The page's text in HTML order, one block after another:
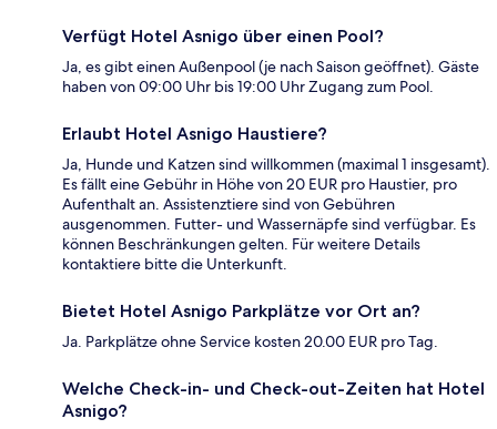
Verfügt Hotel Asnigo über einen Pool?
Ja, es gibt einen Außenpool (je nach Saison geöffnet). Gäste
haben von 09:00 Uhr bis 19:00 Uhr Zugang zum Pool.
Erlaubt Hotel Asnigo Haustiere?
Ja, Hunde und Katzen sind willkommen (maximal 1 insgesamt).
Es fällt eine Gebühr in Höhe von 20 EUR pro Haustier, pro
Aufenthalt an. Assistenztiere sind von Gebühren
ausgenommen. Futter- und Wassernäpfe sind verfügbar. Es
können Beschränkungen gelten. Für weitere Details
kontaktiere bitte die Unterkunft.
Bietet Hotel Asnigo Parkplätze vor Ort an?
Ja. Parkplätze ohne Service kosten 20.00 EUR pro Tag.
Welche Check-in- und Check-out-Zeiten hat Hotel
Asnigo?